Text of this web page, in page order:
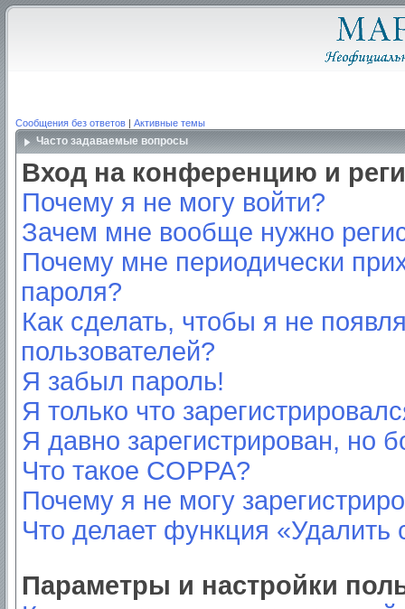
Сообщения без ответов | Активные темы
Часто задаваемые вопросы
Вход на конференцию и
Почему я не могу войти?
Зачем мне вообще нужно
Почему мне периодически
пароля?
Как сделать, чтобы я не
пользователей?
Я забыл пароль!
Я только что
Я давно зарегистрирован, но
Что такое COPPA?
Почему я не могу
Что делает функция
Параметры и настройки